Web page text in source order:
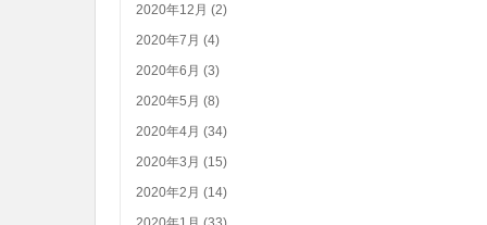
2020年12月 (2)
2020年7月 (4)
2020年6月 (3)
2020年5月 (8)
2020年4月 (34)
2020年3月 (15)
2020年2月 (14)